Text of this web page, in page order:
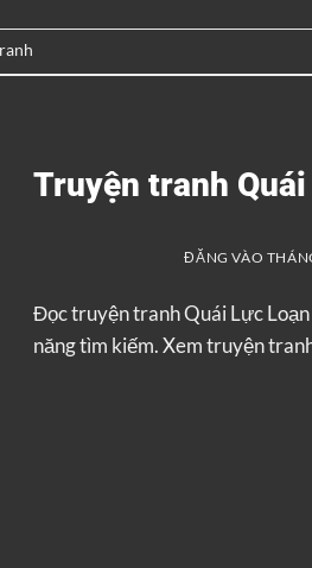
Truyện tranh
ĐĂNG VÀO
Đọc truyện tranh Quái Lực
năng tìm kiếm. Xem truyện